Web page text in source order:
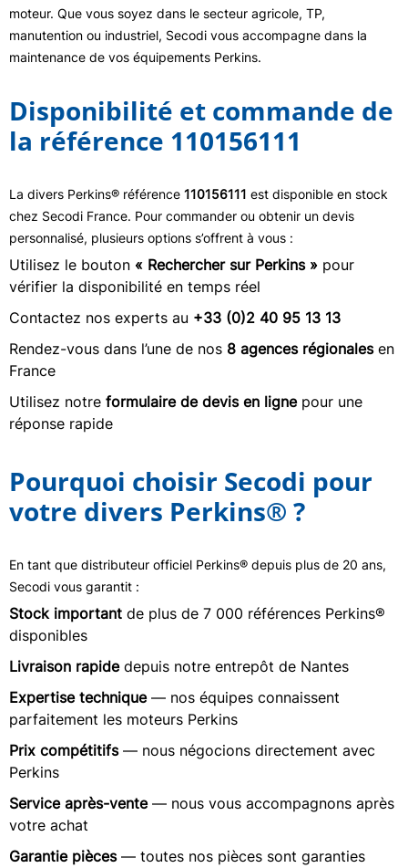
moteur. Que vous soyez dans le secteur agricole, TP,
manutention ou industriel, Secodi vous accompagne dans la
maintenance de vos équipements Perkins.
Disponibilité et commande de
la référence 110156111
La divers Perkins® référence 110156111 est disponible en stock
chez Secodi France. Pour commander ou obtenir un devis
personnalisé, plusieurs options s’offrent à vous :
Utilisez le bouton « Rechercher sur Perkins » pour
vérifier la disponibilité en temps réel
Contactez nos experts au +33 (0)2 40 95 13 13
Rendez-vous dans l’une de nos 8 agences régionalesen
France
Utilisez notre formulaire de devis en lignepour une
réponse rapide
Pourquoi choisir Secodi pour
votre divers Perkins® ?
En tant que distributeur officiel Perkins® depuis plus de 20 ans,
Secodi vous garantit :
Stock important de plus de 7 000 références Perkins®
disponibles
Livraison rapidedepuis notre entrepôt de Nantes
Expertise technique— nos équipes connaissent
parfaitement les moteurs Perkins
Prix compétitifs— nous négocions directement avec
Perkins
Service après-vente— nous vous accompagnons après
votre achat
Garantie pièces— toutes nos pièces sont garanties